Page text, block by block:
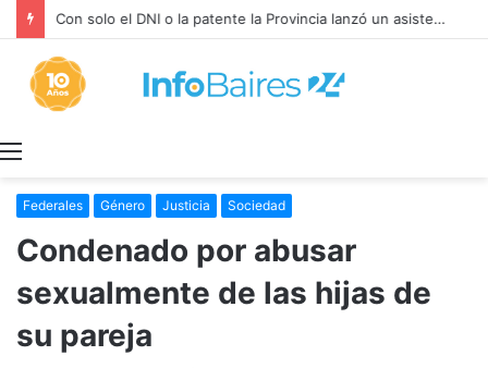
Con solo el DNI o la patente la Provincia lanzó un asistente virtual para consultar infracciones en segundos
Federales Género Justicia Sociedad
Condenado por abusar
sexualmente de las hijas de
su pareja